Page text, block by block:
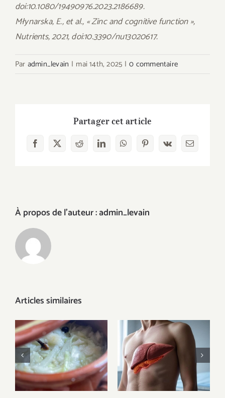
doi:10.1080/19490976.2023.2186689.
Młynarska, E., et al., « Zinc and cognitive function »,
Nutrients, 2021, doi:10.3390/nu13020617.
Par admin_levain | mai 14th, 2025 | 0 commentaire
Partager cet article
Facebook
X RedditLinkedInWhatsAppPinterest
Vk Email
À propos de l'auteur :admin_levain
Articles similaires
Choucroute
fermentée au
levain : l’alliance
parfaite entre
tradition et
Levain MyLevain :
des aliments
fermentés pour
protéger le foie, le
pancréas et
prévenir certains